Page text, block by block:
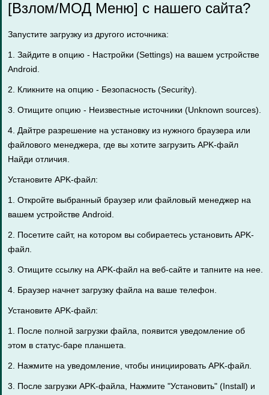
[Взлом/МОД Меню] с нашего сайта?
Запустите загрузку из другого источника:
1. Зайдите в опцию - Настройки (Settings) на вашем устройстве
Android.
2. Кликните на опцию - Безопасность (Security).
3. Отищите опцию - Неизвестные источники (Unknown sources).
4. Дайтре разрешение на установку из нужного браузера или
файлового менеджера, где вы хотите загрузить APK-файл
Найди отличия.
Установите APK-файл:
1. Откройте выбранный браузер или файловый менеджер на
вашем устройстве Android.
2. Посетите сайт, на котором вы собираетесь установить APK-
файл.
3. Отищите ссылку на APK-файл на веб-сайте и тапните на нее.
4. Браузер начнет загрузку файла на ваше телефон.
Установите APK-файл:
1. После полной загрузки файла, появится уведомление об
этом в статус-баре планшета.
2. Нажмите на уведомление, чтобы инициировать APK-файл.
3. После загрузки APK-файла, Нажмите "Установить" (Install) и